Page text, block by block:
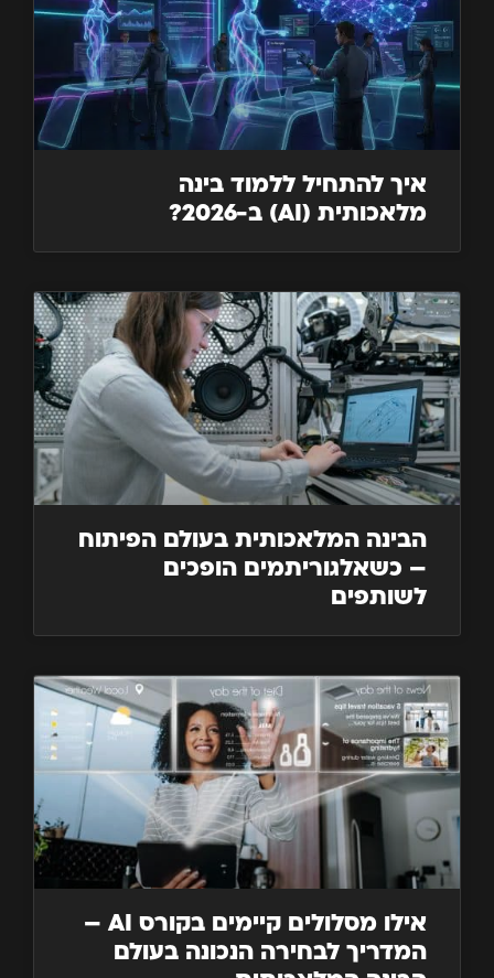
איך להתחיל ללמוד בינה
מלאכותית (AI) ב-2026?
הבינה המלאכותית בעולם הפיתוח
– כשאלגוריתמים הופכים
לשותפים
אילו מסלולים קיימים בקורס AI –
המדריך לבחירה הנכונה בעולם